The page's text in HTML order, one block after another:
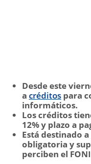
Desde este
a créditos para
informáticos.
Los créditos
12% y plazo a
Está destinado
obligatoria y
perciben el